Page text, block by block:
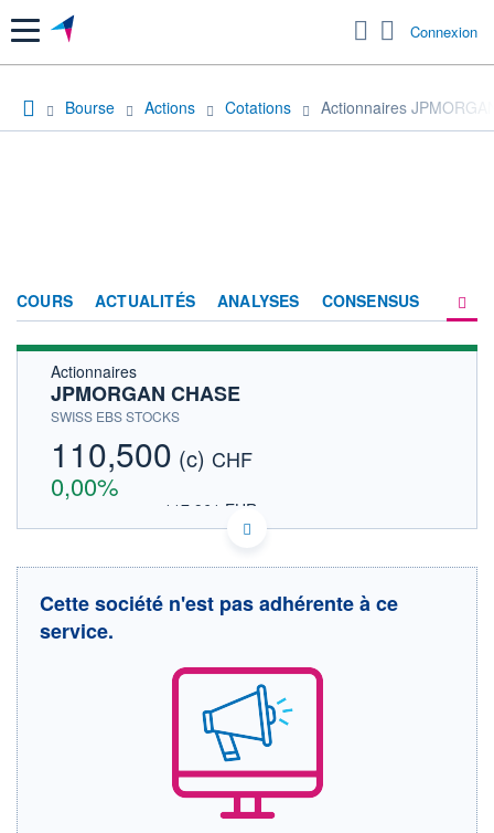
Menu Connexion
Bourse Actions Cotations Actionnaires
COURS ACTUALITÉS ANALYSES CONSENSUS
ACTIONNAIRES
Actionnaires
JPMORGAN CHASE
SWISS EBS STOCKS
110,500 (c) CHF
0,00%
117,961 EUR
DONNÉES TEMPS DIFFÉRÉ
Cotation sur les autres places
110,500
+ BAS
0,000
CAPITAL ÉCHANGÉ
0,00%
DERNIER ÉCHANGE
19.06.19 / 16:04:12
Cette société n'est pas adhérente à ce
service.